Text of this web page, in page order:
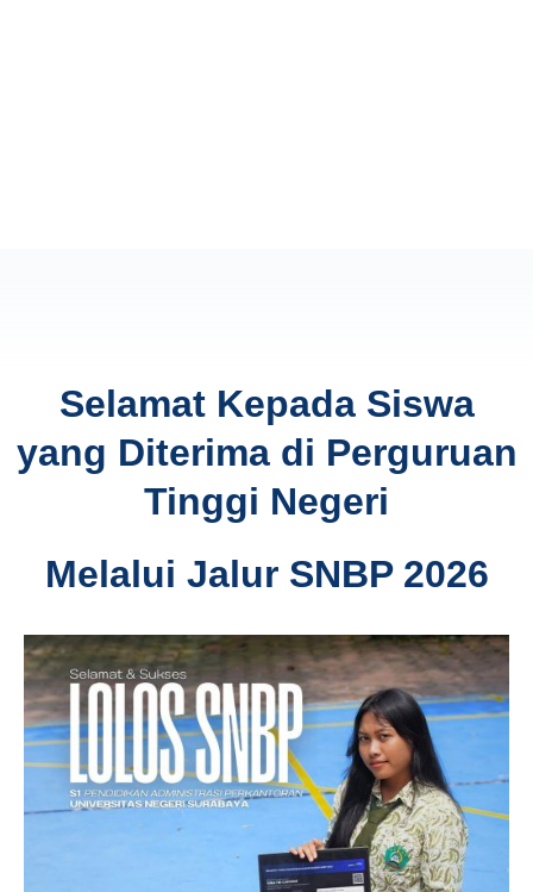
Selamat Kepada Siswa
yang Diterima di Perguruan
Tinggi Negeri
Melalui Jalur SNBP 2026